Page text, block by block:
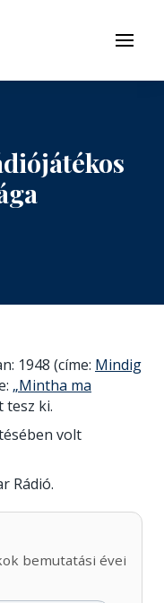
Menü
1948 (címe: Mindig
„Mintha ma
tesz ki.
volt
Rádió.
bemutatási évei